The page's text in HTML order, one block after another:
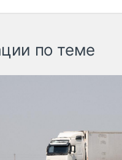
по теме